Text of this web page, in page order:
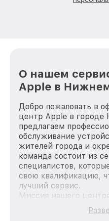
О нашем
Apple в
Добро пожаловать в
центр Apple в
предлагаем
обслуживание
жителей города и
команда состоит из
специалистов,
свою квалификацию,
лучший сервис.
Миссия нашего
качественный и
каждого